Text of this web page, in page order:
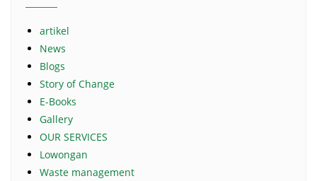
artikel
News
Blogs
Story of Change
E-Books
Gallery
OUR SERVICES
Lowongan
Waste management